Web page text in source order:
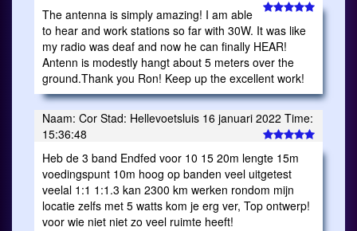
The antenna is simply amazing! I am able
to hear and work stations so far with 30W. It was like
my radio was deaf and now he can finally HEAR!
Antenn is modestly hangt about 5 meters over the
ground.Thank you Ron! Keep up the excellent work!
Naam: Cor Stad: Hellevoetsluis 16 januari 2022 Time:
15:36:48
Heb de 3 band Endfed voor 10 15 20m lengte 15m
voedingspunt 10m hoog op banden veel uitgetest
veelal 1:1 1:1.3 kan 2300 km werken rondom mijn
locatie zelfs met 5 watts kom je erg ver, Top ontwerp!
voor wie niet niet zo veel ruimte heeft!